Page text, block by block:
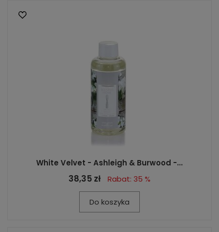
White Velvet - Ashleigh & Burwood -...
38,35 zł Rabat: 35 %
Do koszyka